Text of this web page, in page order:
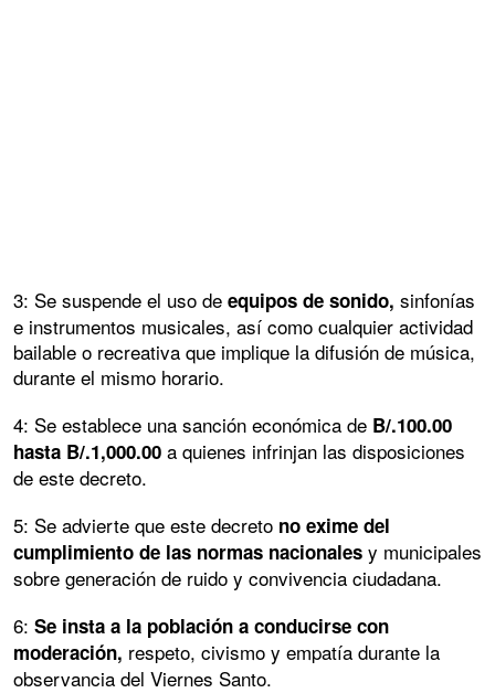
3: Se suspende el uso de equipos de sonido, sinfonías
e instrumentos musicales, así como cualquier actividad
bailable o recreativa que implique la difusión de música,
durante el mismo horario.
4: Se establece una sanción económica de B/.100.00
hasta B/.1,000.00 a quienes infrinjan las disposiciones
de este decreto.
5: Se advierte que este decreto no exime del
cumplimiento de las normas nacionales y municipales
sobre generación de ruido y convivencia ciudadana.
6: Se insta a la población a conducirse con
moderación, respeto, civismo y empatía durante la
observancia del Viernes Santo.